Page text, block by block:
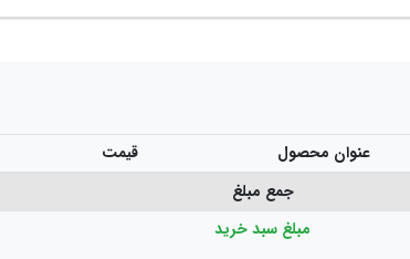
عنوان محصول قیمت
جمع مبلغ
مبلغ سبد خرید